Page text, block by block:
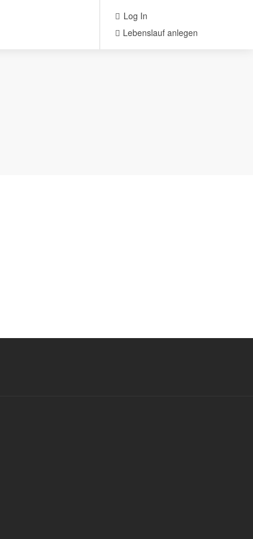
Log In
Lebenslauf anlegen